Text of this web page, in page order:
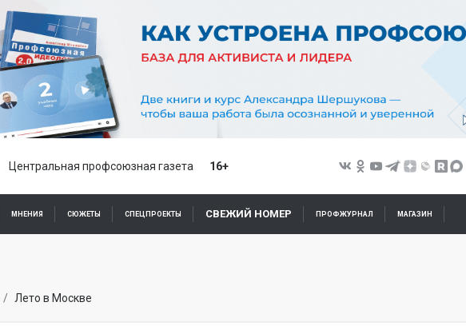
Центральная профсоюзная газета 16+
МНЕНИЯ СЮЖЕТЫ СПЕЦПРОЕКТЫ СВЕЖИЙ НОМЕР ПРОФЖУРНАЛ МАГАЗИН
Лето в Москве